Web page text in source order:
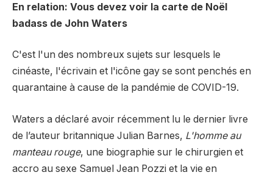
En relation: Vous devez voir la carte de Noël
badass de John Waters
C'est l'un des nombreux sujets sur lesquels le
cinéaste, l'écrivain et l'icône gay se sont penchés en
quarantaine à cause de la pandémie de COVID-19.
Waters a déclaré avoir récemment lu le dernier livre
de l’auteur britannique Julian Barnes, L'homme au
manteau rouge, une biographie sur le chirurgien et
accro au sexe Samuel Jean Pozzi et la vie en